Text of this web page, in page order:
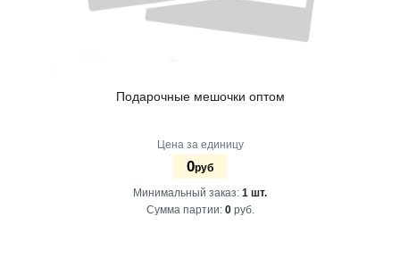
Подарочные мешочки оптом
Цена за единицу
0руб
Минимальный заказ: 1 шт.
Сумма партии: 0руб.